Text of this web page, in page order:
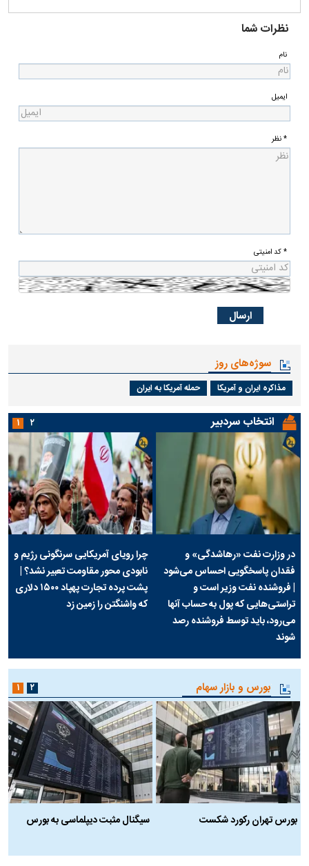
نظرات شما
نام
ایمیل
* نظر
* کد امنیتی
سوژه‌های روز
مذاکره ایران و آمریکا حمله آمریکا به ایران
انتخاب سردبیر
در وزارت نفت «رهاشدگی» و
فقدان پاسخگویی احساس می‌شود
| فروشنده نفت وزیر است و
تراستی‌هایی که پول به حساب آنها
می‌رود، باید توسط فروشنده رصد
شوند
چرا رویای آمریکایی سرنگونی رژیم و
نابودی محور مقاومت تعبیر نشد؟ |
پشت پرده تجارت پهپاد‌ ۱۵۰۰ دلاری
که واشنگتن را زمین زد
۱ ۲
بورس و بازار سهام
بورس تهران رکورد شکست
سیگنال مثبت دیپلماسی به بورس
۱ ۲